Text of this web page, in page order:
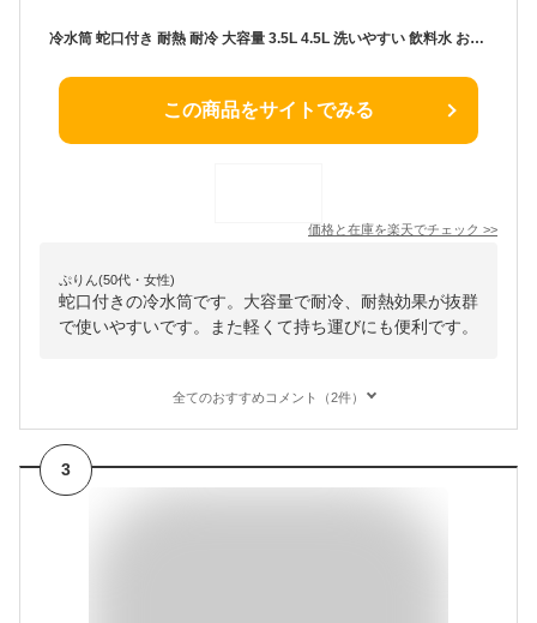
冷水筒 蛇口付き 耐熱 耐冷 大容量 3.5L 4.5L 洗いやすい 飲料水 お茶 大麦茶 炭酸 冷蔵庫に入れる 冷水ポット 一人暮らし 家族 水差し プラスチック 軽量 持ち運び便利 丈夫 耐久性 麦茶ポット おしゃれ 水筒 熱湯可
この商品をサイトでみる
価格と在庫を楽天でチェック >>
ぷりん(50代・女性)
蛇口付きの冷水筒です。大容量で耐冷、耐熱効果が抜群
で使いやすいです。また軽くて持ち運びにも便利です。
全てのおすすめコメント（2件）
3